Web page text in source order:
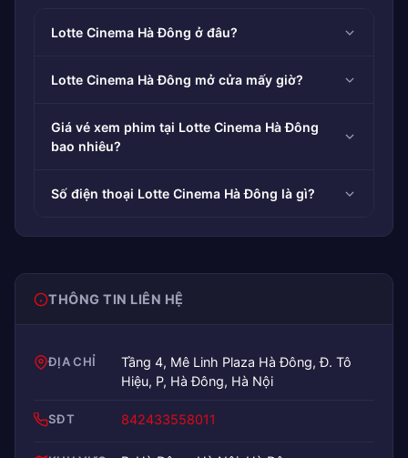
Lotte Cinema Hà Đông ở đâu?
Lotte Cinema Hà Đông mở cửa mấy giờ?
Giá vé xem phim tại Lotte Cinema Hà Đông
bao nhiêu?
Số điện thoại Lotte Cinema Hà Đông là gì?
THÔNG TIN LIÊN HỆ
ĐỊA CHỈ
Tầng 4, Mê Linh Plaza Hà Đông, Đ. Tô
Hiệu, P, Hà Đông, Hà Nội
SĐT 842433558011